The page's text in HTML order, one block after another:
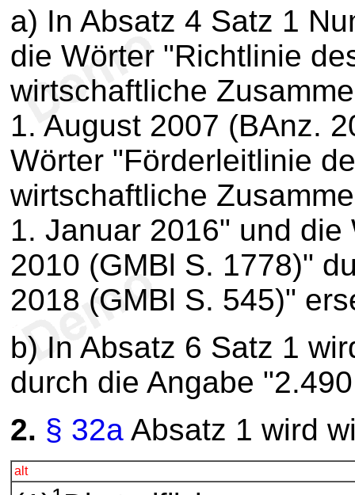
a) In Absatz 4 Satz 1
die Wörter "Richtlinie
wirtschaftliche
1. August 2007 (BAnz.
Wörter "Förderleitlinie
wirtschaftliche
1. Januar 2016" und
2010 (GMBl S. 1778)"
2018 (GMBl S. 545)"
b) In Absatz 6 Satz 1
durch die Angabe
2. § 32a Absatz 1 wird
alt